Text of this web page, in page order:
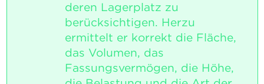
deren Lagerplatz zu
berücksichtigen. Herzu
ermittelt er korrekt die Fläche,
das Volumen, das
Fassungsvermögen, die Höhe,